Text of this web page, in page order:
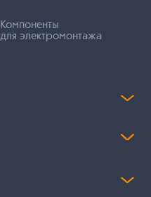
Компоненты
для электромонтажа